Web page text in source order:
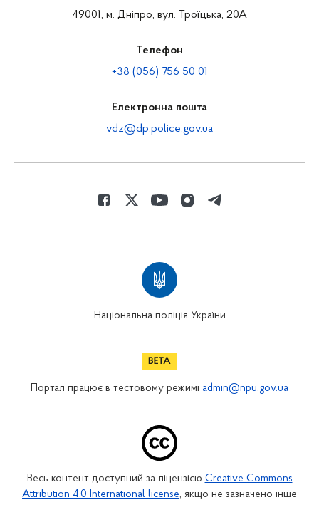
49001, м. Дніпро, вул. Троїцька, 20А
Телефон
+38 (056) 756 50 01
Електронна пошта
vdz@dp.police.gov.ua
Національна поліція України
Портал працює в тестовому режимі admin@npu.gov.ua
Весь контент доступний за ліцензією Creative Commons
Attribution 4.0 International license, якщо не зазначено інше